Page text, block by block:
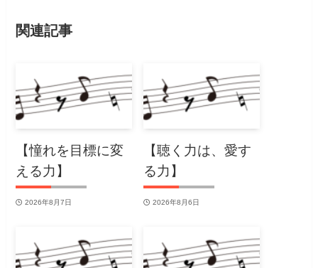
関連記事
【憧れを目標に変
える力】
2026年8月7日
【聴く力は、愛す
る力】
2026年8月6日